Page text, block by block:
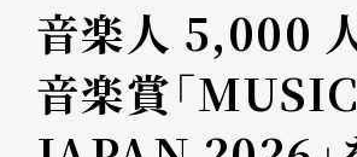
音楽人 5,000
音楽賞「